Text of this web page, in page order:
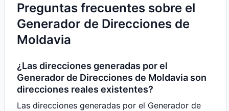
Preguntas frecuentes sobre el
Generador de Direcciones de
Moldavia
¿Las direcciones generadas por el
Generador de Direcciones de Moldavia son
direcciones reales existentes?
Las direcciones generadas por el Generador de